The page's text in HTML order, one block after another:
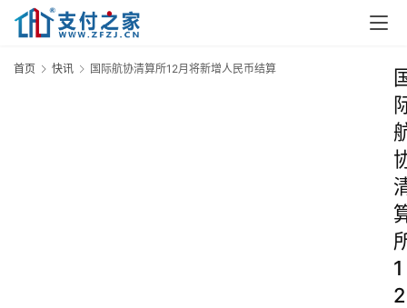
首页 快讯 国际航协清算所12月将新增人民币结算
1
2